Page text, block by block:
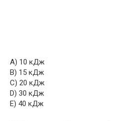
A) 10 кДж
B) 15 кДж
C) 20 кДж
D) 30 кДж
E) 40 кДж